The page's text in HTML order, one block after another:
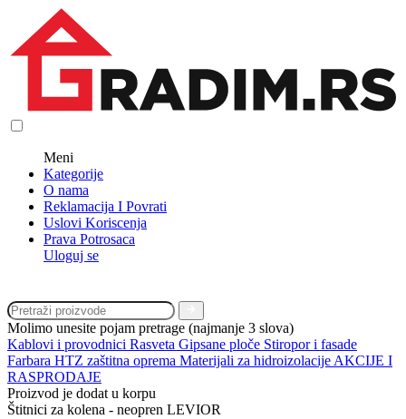
Meni
Kategorije
O nama
Reklamacija I Povrati
Uslovi Koriscenja
Prava Potrosaca
Uloguj se
Molimo unesite pojam pretrage (najmanje 3 slova)
Kablovi i provodnici Rasveta Gipsane ploče Stiropor i fasade
Farbara HTZ zaštitna oprema Materijali za hidroizolacije AKCIJE I
RASPRODAJE
Proizvod je dodat u korpu
Štitnici za kolena - neopren LEVIOR